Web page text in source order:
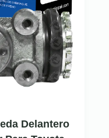
Delantero